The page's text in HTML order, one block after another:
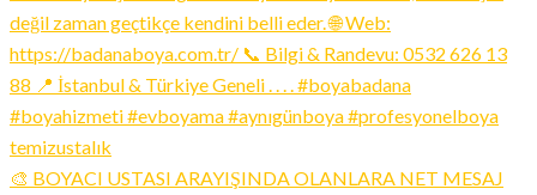
🎨 BOYACI USTASI ARAYIŞINDA OLANLARA NET MESAJ